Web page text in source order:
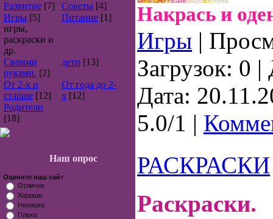
Развитие [7] Советы [4]
Игры [5]
игры,
раскраски и
др.
Питание [1]
Своими
руками. [2]
дети [13]
От 2-х и
старше [12]
От года до 2-
х [12]
Родители
[18]
Наш опрос
Оцените наш сайт
Отлично
Хорошо
Неплохо
Плохо
Накрась и
Игры |
Загрузок: 0
Дата:
5.0/1 |
РАСКРАСКИ
Раскраски.